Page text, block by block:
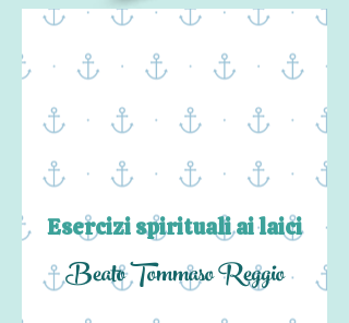
Esercizi spirituali ai laici
Beato Tommaso Reggio